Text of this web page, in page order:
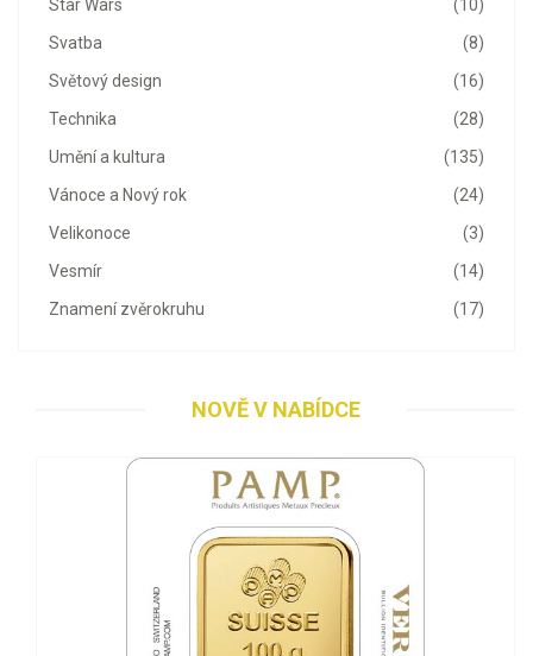
(10)
Star Wars
(8)
Svatba
(16)
Světový design
(28)
Technika
(135)
Umění a kultura
(24)
Vánoce a Nový rok
(3)
Velikonoce
(14)
Vesmír
(17)
Znamení zvěrokruhu
NOVĚ V NABÍDCE